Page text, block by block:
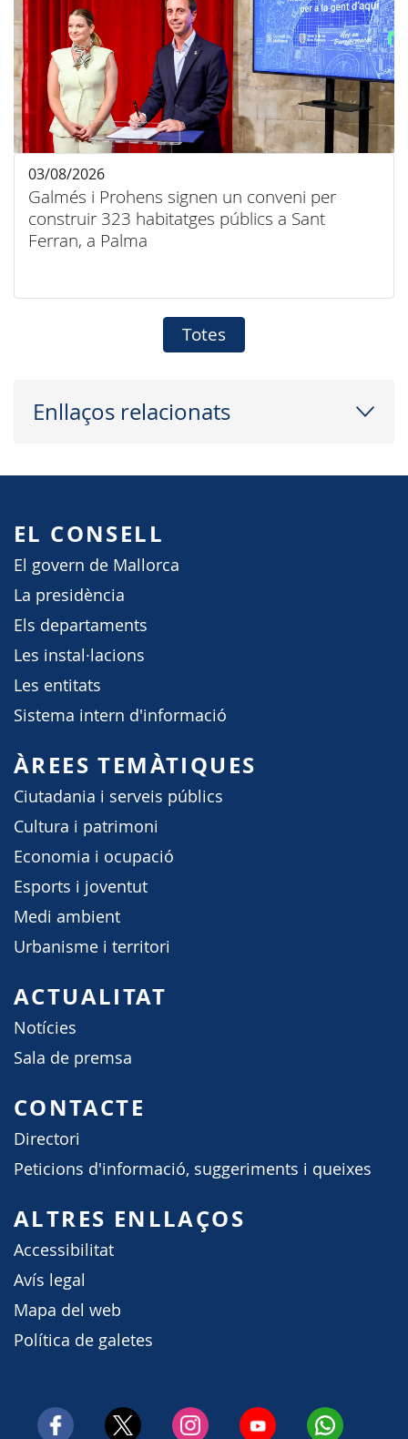
Galmés i Prohens signen un conveni per
construir 323 habitatges públics a Sant
Ferran, a Palma
03/08/2026
Totes
Enllaços relacionats
EL CONSELL
El govern de Mallorca
La presidència
Els departaments
Les instal·lacions
Les entitats
Sistema intern d'informació
ÀREES TEMÀTIQUES
Ciutadania i serveis públics
Cultura i patrimoni
Economia i ocupació
Esports i joventut
Medi ambient
Urbanisme i territori
ACTUALITAT
Notícies
Sala de premsa
CONTACTE
Directori
Peticions d'informació, suggeriments i queixes
ALTRES ENLLAÇOS
Accessibilitat
Avís legal
Mapa del web
Política de galetes